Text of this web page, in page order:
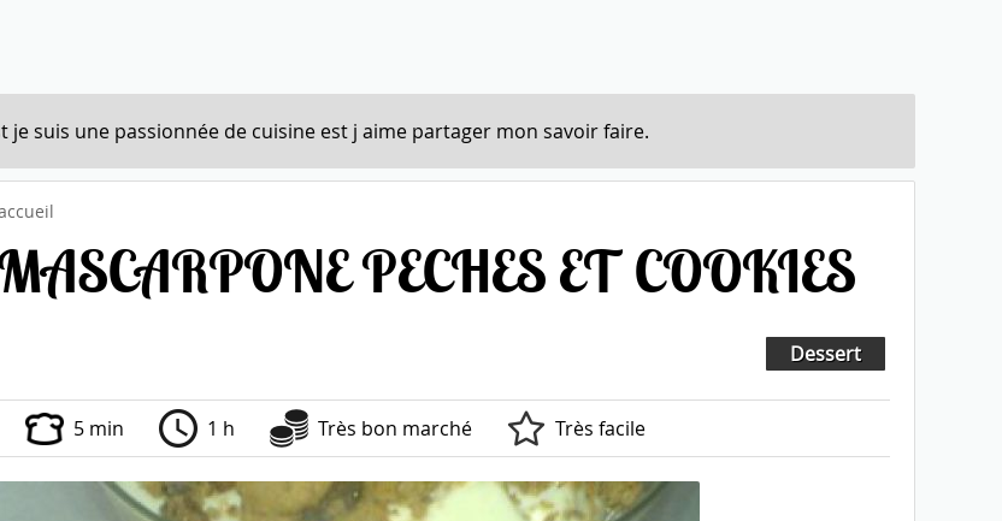
je suis une passionnée de cuisine est j aime partager mon savoir faire.
PECHES ET COOKIES
Dessert
5 min 1 h Très bon marché Très facile